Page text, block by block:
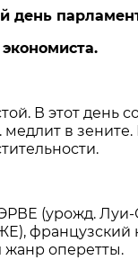
день
В этот день
медлит в
(урожд. Луи-
французский
жанр оперетты.